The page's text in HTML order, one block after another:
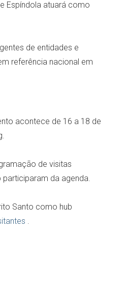
Espíndola atuará como
de entidades e
referência nacional em
acontece de 16 a 18 de
de visitas
participaram da agenda.
Santo como hub
.